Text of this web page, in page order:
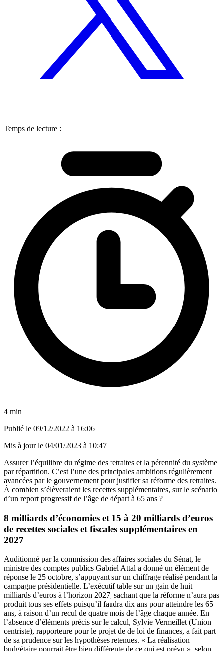
Temps de lecture :
4 min
Publié le 09/12/2022 à 16:06
Mis à jour le 04/01/2023 à 10:47
Assurer l’équilibre du régime des retraites et la pérennité du système
par répartition. C’est l’une des principales ambitions régulièrement
avancées par le gouvernement pour justifier sa réforme des retraites.
À combien s’élèveraient les recettes supplémentaires, sur le scénario
d’un report progressif de l’âge de départ à 65 ans ?
8 milliards d’économies et 15 à 20 milliards d’euros
de recettes sociales et fiscales supplémentaires en
2027
Auditionné par la commission des affaires sociales du Sénat, le
ministre des comptes publics Gabriel Attal a donné un élément de
réponse le 25 octobre, s’appuyant sur un chiffrage réalisé pendant la
campagne présidentielle. L’exécutif table sur un gain de huit
milliards d’euros à l’horizon 2027, sachant que la réforme n’aura pas
produit tous ses effets puisqu’il faudra dix ans pour atteindre les 65
ans, à raison d’un recul de quatre mois de l’âge chaque année. En
l’absence d’éléments précis sur le calcul, Sylvie Vermeillet (Union
centriste), rapporteure pour le projet de de loi de finances, a fait part
de sa prudence sur les hypothèses retenues. « La réalisation
budgétaire pourrait être bien différente de ce qui est prévu », selon